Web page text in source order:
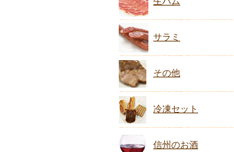
サラミ
その他
冷凍セット
信州のお酒